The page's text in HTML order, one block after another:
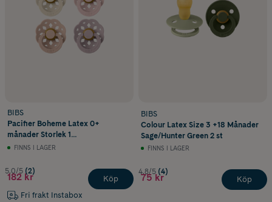
BIBS
Pacifier Boheme Latex 0+
månader Storlek 1
Ivory/Blush/Blossom/Dusky Lilac
FINNS I LAGER
5.0/5 (2)
182 kr
Fri frakt Instabox
Köp
BIBS
Colour Latex Size 3 +18 Månader
Sage/Hunter Green 2 st
FINNS I LAGER
4.8/5 (4)
75 kr Köp